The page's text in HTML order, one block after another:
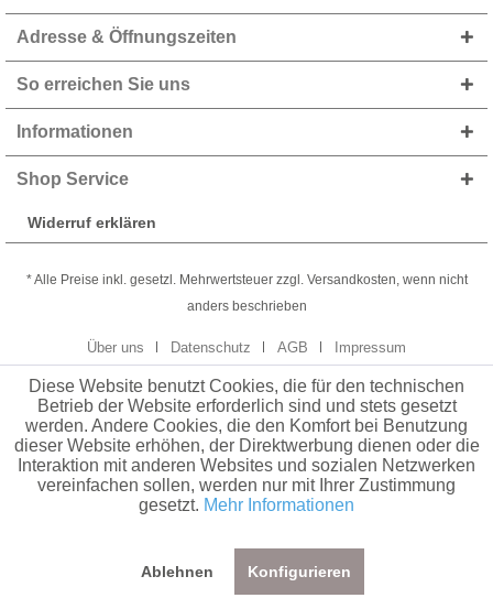
Adresse & Öffnungszeiten
So erreichen Sie uns
Informationen
Shop Service
Widerruf erklären
* Alle Preise inkl. gesetzl. Mehrwertsteuer zzgl. Versandkosten, wenn nicht
anders beschrieben
Über uns Datenschutz AGB Impressum
Diese Website benutzt Cookies, die für den technischen
Betrieb der Website erforderlich sind und stets gesetzt
werden. Andere Cookies, die den Komfort bei Benutzung
dieser Website erhöhen, der Direktwerbung dienen oder die
Interaktion mit anderen Websites und sozialen Netzwerken
vereinfachen sollen, werden nur mit Ihrer Zustimmung
gesetzt. Mehr Informationen
Ablehnen Konfigurieren